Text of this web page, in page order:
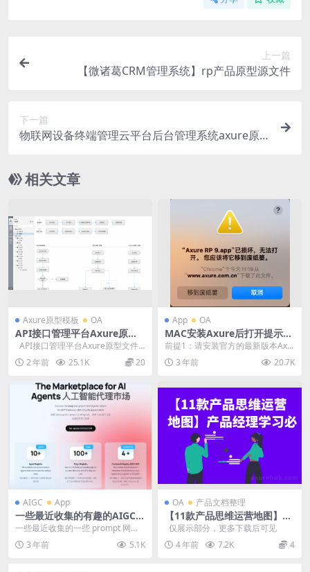
上一篇
【微诸葛CRM管理系统】rp产品原型源文件
下一篇
物联网设备终端管理云平台后台管理系统axure原
相关文章
Axure原型模板 OA
API接口管理平台Axure原型
文件-API管理平台、接口管
理、schema、在线测试等功
能
API接口管理平台Axure原型文件-
API管理平台、接口管理、s...
2 年前 25.1K 20
App OA
MAC安装Axure后打开提示：
“Axure RP 9.app已损坏，无
hub设计教程
前提1：请安装官方的最新版本Axu
re RP 9软件，因为苹果系统不断升
级，只有...
3 年前 20.7K
AIGC App
一些最近收集的有趣的AIGC网
站和prompt 网站
一些最近收集的一些 prompt 网
站： GPT prompt： 1、ChatG...
3 年前 5.1K
OA 产品文档整理
【11款产品思维运营地图】产
品经理学习必备，下载高清版
仅展示部分，更多下载后可见
4 年前
7.2K 4